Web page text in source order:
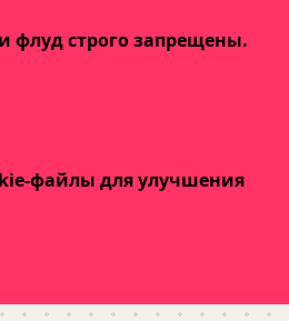
флуд строго запрещены.
файлы для улучшения